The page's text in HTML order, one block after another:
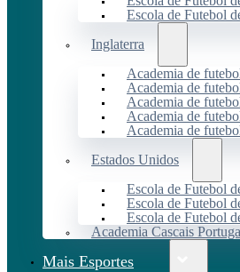
Escola de Futebol
Inglaterra
Academia de
Academia de
Academia de
Academia de
Academia de
Estados Unidos
Escola de Futebol
Escola de Futebol
Escola de Futebol
Academia Cascais
Mais Esportes